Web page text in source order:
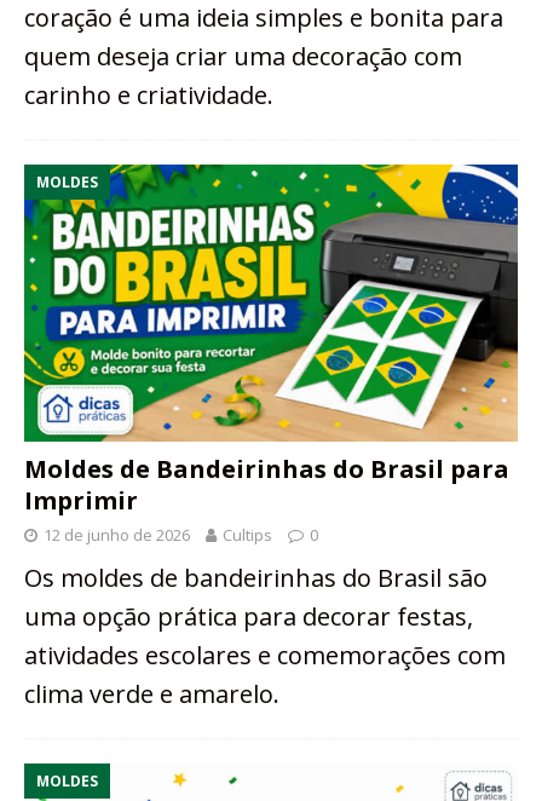
coração é uma ideia simples e bonita para
quem deseja criar uma decoração com
carinho e criatividade.
MOLDES
Moldes de Bandeirinhas do Brasil para
Imprimir
12 de junho de 2026 Cultips 0
Os moldes de bandeirinhas do Brasil são
uma opção prática para decorar festas,
atividades escolares e comemorações com
clima verde e amarelo.
MOLDES